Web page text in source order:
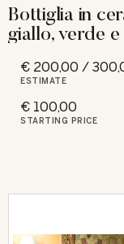
Bottiglia in
giallo, verde
€ 200,00 /
ESTIMATE
€ 100,00
STARTING PRICE